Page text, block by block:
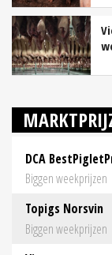
DCA
Biggen weekprijzen
Topigs Norsvin
Biggen weekprijzen